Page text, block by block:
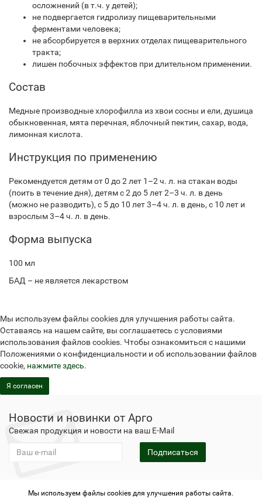
осложнений (в т.ч. у детей);
не подвергается гидролизу пищеварительными
ферментами человека;
не абсорбируется в верхних отделах пищеварительного
тракта;
лишен побочных эффектов при длительном применении.
Состав
Медные производные хлорофилла из хвои сосны и ели, душица
обыкновенная, мята перечная, яблочный пектин, сахар, вода,
лимонная кислота.
Инструкция по применению
Рекомендуется детям от 0 до 2 лет 1–2 ч. л. на стакан воды
(поить в течение дня), детям с 2 до 5 лет 2–3 ч. л. в день
(можно не разводить), с 5 до 10 лет 3–4 ч. л. в день, с 10 лет и
взрослым 3–4 ч. л. в день.
Форма выпуска
100 мл
БАД – не является лекарством
Мы используем файлы cookies для улучшения работы сайта.
Оставаясь на нашем сайте, вы соглашаетесь с условиями
использования файлов cookies. Чтобы ознакомиться с нашими
Положениями о конфиденциальности и об использовании файлов
cookie, нажмите здесь.
Я согласен
Новости и новинки от Арго
Свежая продукция и новости на ваш E-Mail
Подписаться
Мы используем файлы cookies для улучшения работы сайта.